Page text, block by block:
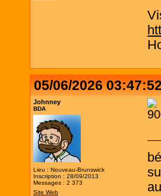
05/06/2026
Johnney
BDA
Lieu : Nouveau-Brunswick
Inscription : 28/09/2013
Messages : 2 373
Site Web